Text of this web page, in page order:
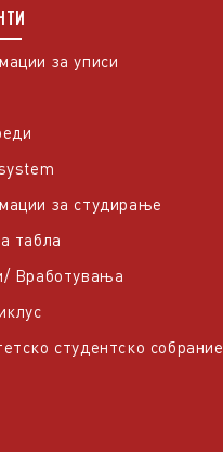
за уписи
за студирање
табла
Вработувања
студентско собрание